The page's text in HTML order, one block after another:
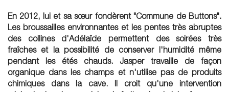
En 2012, lui et sa sœur fondèrent "Commune de Buttons".
Les broussailles environnantes et les pentes très abruptes
des collines d'Adélaïde permettent des soirées très
fraîches et la possibilité de conserver l'humidité même
pendant les étés chauds. Jasper travaille de façon
organique dans les champs et n'utilise pas de produits
chimiques dans la cave. Il croit qu'une intervention